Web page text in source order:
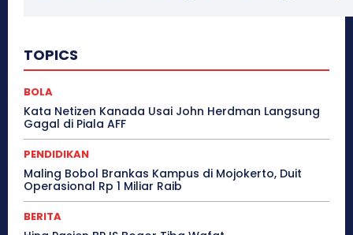
TOPICS
BOLA
Kata Netizen Kanada Usai John Herdman Langsung
Gagal di Piala AFF
PENDIDIKAN
Maling Bobol Brankas Kampus di Mojokerto, Duit
Operasional Rp 1 Miliar Raib
BERITA